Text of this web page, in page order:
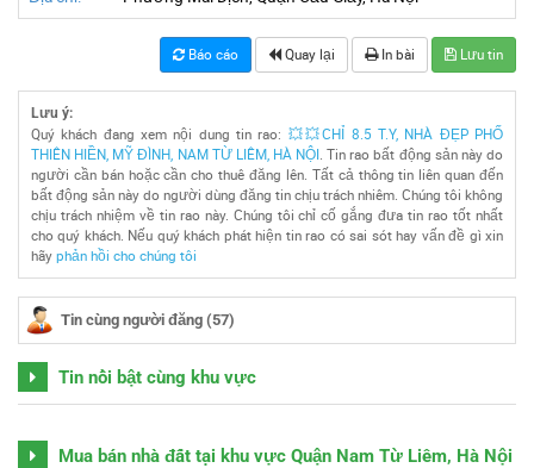
Báo cáo Quay lại In bài Lưu tin
Lưu ý:
Quý khách đang xem nội dung tin rao: 💥💥CHỈ 8.5 T.Y, NHÀ ĐẸP PHỐ
THIÊN HIỀN, MỸ ĐÌNH, NAM TỪ LIÊM, HÀ NỘI . Tin rao bất động sản này do
người cần bán hoặc cần cho thuê đăng lên. Tất cả thông tin liên quan đến
bất động sản này do người dùng đăng tin chịu trách nhiêm. Chúng tôi không
chịu trách nhiệm về tin rao này. Chúng tôi chỉ cố gắng đưa tin rao tốt nhất
cho quý khách. Nếu quý khách phát hiện tin rao có sai sót hay vấn đề gì xin
hãy phản hồi cho chúng tôi
Tin cùng người đăng (57)
Tin nổi bật cùng khu vực
Mua bán nhà đất tại khu vực Quận Nam Từ Liêm, Hà Nội